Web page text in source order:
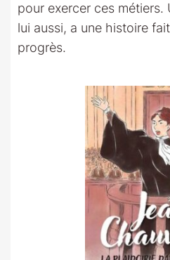
pour exercer ces métiers.
lui aussi, a une histoire
progrès.